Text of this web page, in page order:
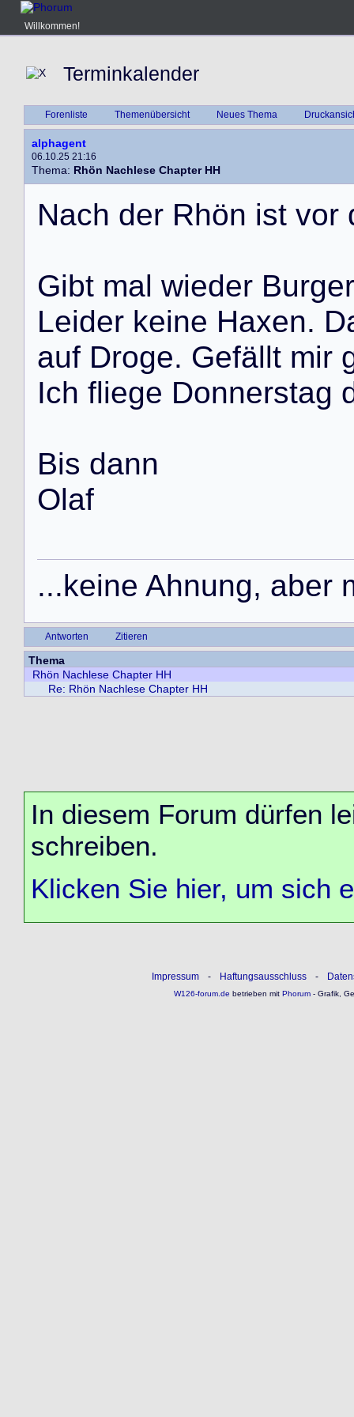
Willkommen!
Terminkalender
Forenliste Themenübersicht Neues Thema
alphagent
06.10.25 21:16
Thema: Rhön Nachlese Chapter HH
Nach der Rhön ist vor
Gibt mal wieder Burger
Leider keine Haxen. D
auf Droge. Gefällt mir
Ich fliege Donnerstag
Bis dann
Olaf
...keine Ahnung, aber
Antworten Zitieren
Thema
Rhön Nachlese Chapter HH
Re: Rhön Nachlese Chapter HH
In diesem Forum dürfen
schreiben.
Klicken Sie hier, um sich
Impressum - Haftungsausschluss -
W126-forum.de betrieben mitPhorum- Grafik,